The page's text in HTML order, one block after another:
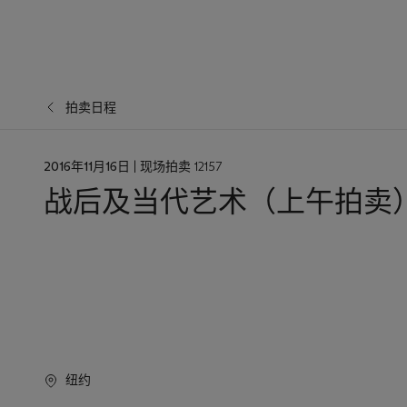
拍卖日程
日
2016年11月16日 | 现场拍卖 12157
战后及当代艺术（上午拍卖
纽约